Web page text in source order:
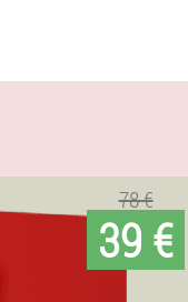
78 €
39 €